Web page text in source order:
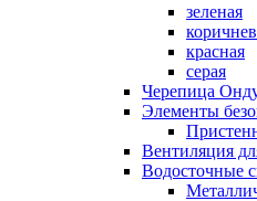
зеленая
красная
серая
Черепица
Элементы
Вентиляция
Водосточные